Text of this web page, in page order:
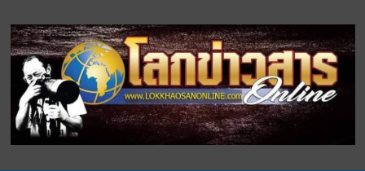
to
content